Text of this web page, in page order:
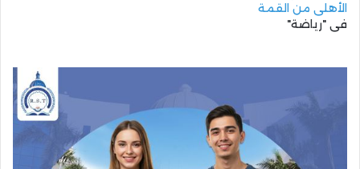
الأهلي من القمة
في "رياضة"